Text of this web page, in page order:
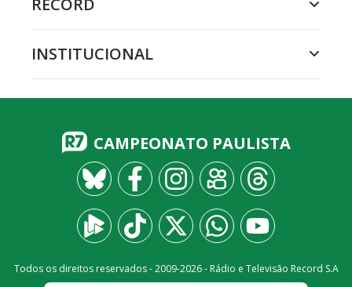
RECORD
INSTITUCIONAL
CAMPEONATO PAULISTA
Todos os direitos reservados - 2009-2026- Rádio e Televisão Record S.A